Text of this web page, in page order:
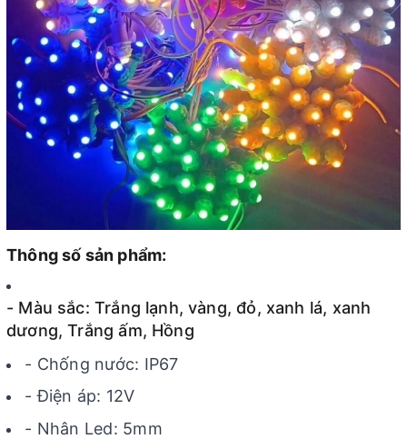
Thông số sản phẩm:
- Màu sắc: Trắng lạnh, vàng, đỏ, xanh lá, xanh
dương, Trắng ấm, Hồng
- Chống nước: IP67
- Điện áp: 12V
- Nhân Led: 5mm